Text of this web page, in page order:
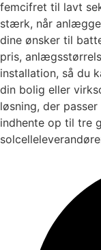
femcifret til lavt
stærk, når
dine ønsker til
pris,
installation, så du
din bolig eller
løsning, der
indhente op til tre